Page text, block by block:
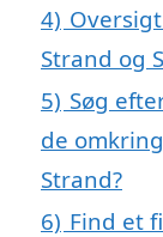
4)
Strand og
5) Søg
de
Strand?
6) Find et